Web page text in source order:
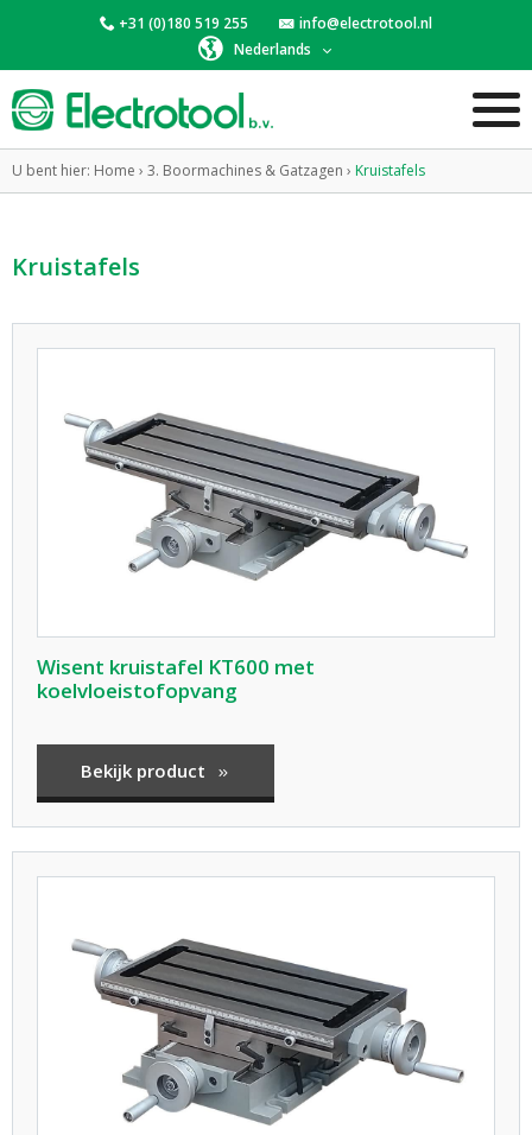
+31 (0)180 519 255
info@electrotool.nl
Nederlands
U bent hier: Home › 3. Boormachines & Gatzagen › Kruistafels
Kruistafels
Wisent kruistafel KT600 met
koelvloeistofopvang
Bekijk product